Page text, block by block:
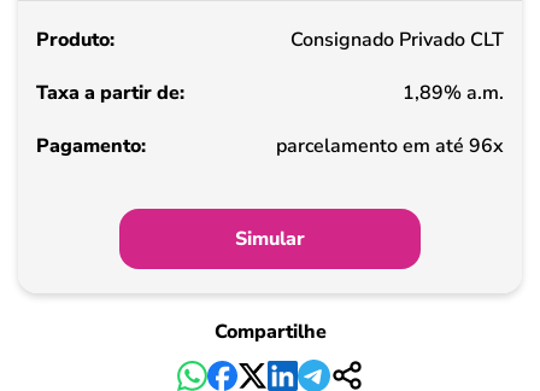
de
Pagamento
Consignado Privado CLT
1,89% a.m.
parcelamento em até 96x
Simular
Compartilhe